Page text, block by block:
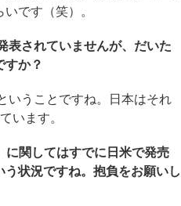
です（笑）。
されていませんが、だいた
すか？
うことですね。日本はそれ
います。
関してはすでに日米で発売
う状況ですね。抱負をお願いし